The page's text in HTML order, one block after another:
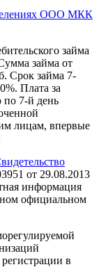
ООО МКК
займа
займа от
Срок займа 7-
Плата за
по 7-й день
лицам, впервые
от 29.08.2013
информация
официальном
в